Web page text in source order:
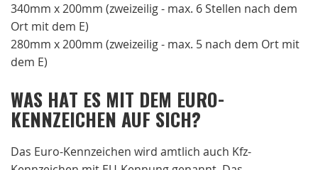
340mm x 200mm (zweizeilig - max. 6 Stellen nach dem
Ort mit dem E)
280mm x 200mm (zweizeilig - max. 5 nach dem Ort mit
dem E)
WAS HAT ES MIT DEM EURO-
KENNZEICHEN AUF SICH?
Das Euro-Kennzeichen wird amtlich auch Kfz-